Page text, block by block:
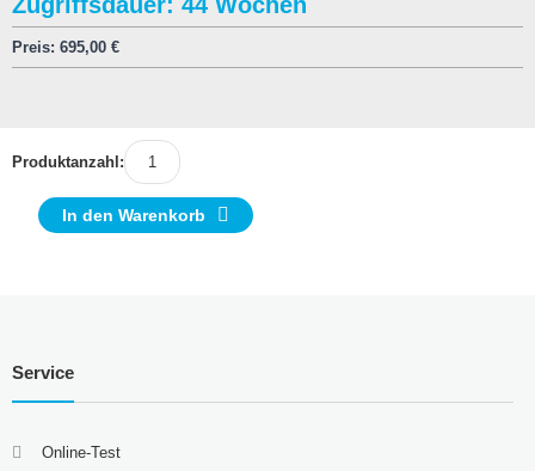
Preis: 695,00 €
Produktanzahl:
In den Warenkorb
Service
Online-Test